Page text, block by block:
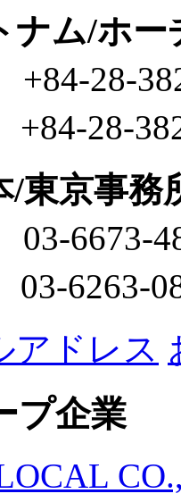
ナム/ホ
+84-28-
+84-28-
/東京事務
03-6673-
03-6263-
アドレス
プ企業